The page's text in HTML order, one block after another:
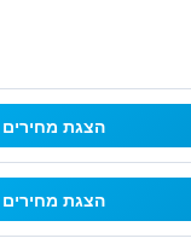
הצגת מחירים
הצגת מחירים